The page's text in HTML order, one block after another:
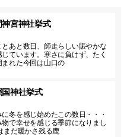
神宮神社挙式
あと数日、師走らしい賑やかな
ています。寒さに負けず、たく
れた今回は山口の
国神社挙式
冬を感じ始めたこの数日・・・
で幸せを感じる季節になりまし
まだ暖かさ残る鹿